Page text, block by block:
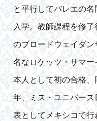
と平行してバレエの
入学。教師課程を修
のブロードウェイダ
名なロケッツ・サマ
本人として初の合格
年、ミス・ユニバー
表としてメキシコで